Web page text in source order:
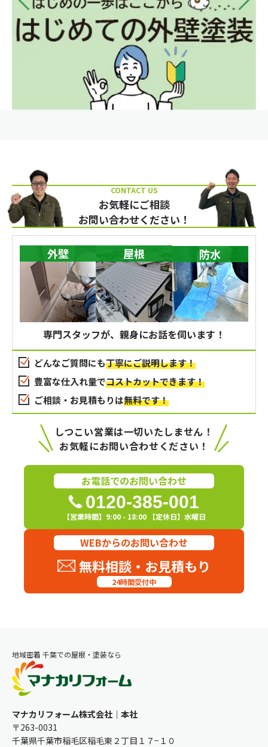
お気軽にご相談
お問い合わせください！
外壁 屋根 防水
専門スタッフが、親身にお話を伺います！
どんなご質問にも丁寧にご説明します！
豊富な仕入れ量でコストカットできます！
ご相談・お見積もりは無料です！
しつこい営業は一切いたしません！
お気軽にお問い合わせください！
お電話でのお問い合わせ
0120-385-001
【営業時間】9:00 - 18:00 【定休日】水曜日
WEBからのお問い合わせ
無料相談・お見積もり
24時間受付中
地域密着 千葉での屋根・塗装なら
マナカリフォーム株式会社｜本社
〒263-0031
千葉県千葉市稲毛区稲毛東２丁目１７−１０